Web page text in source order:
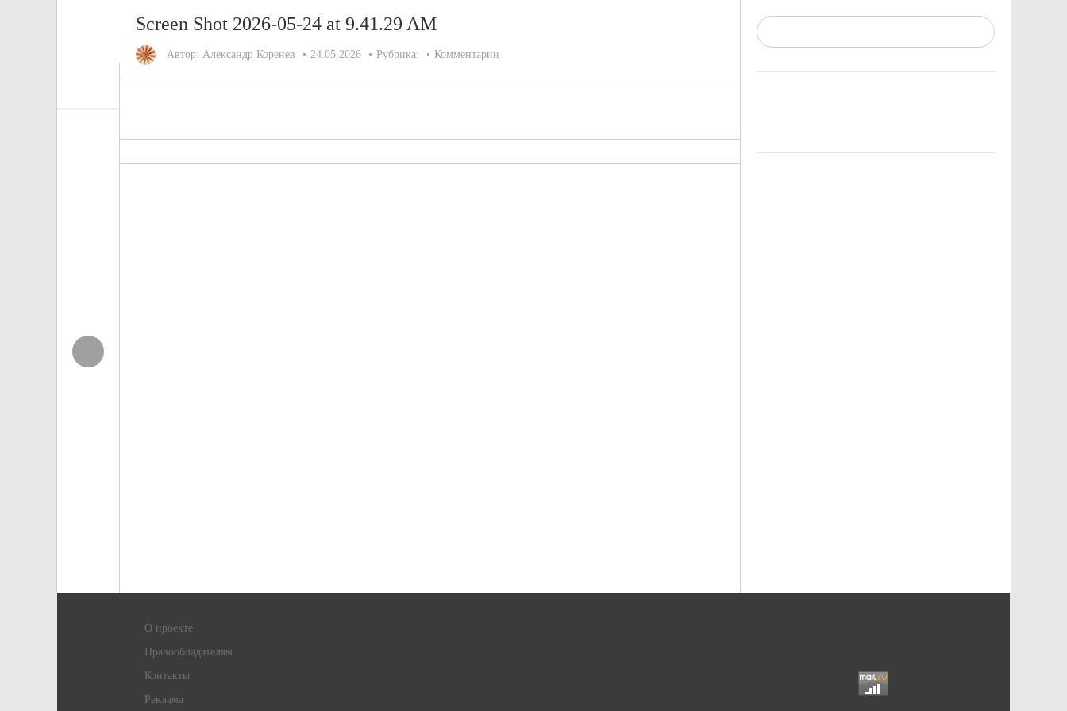
Screen Shot 2026-05-24 at 9.41.29 AM
Автор: Александр Коренев 24.05.2026 Рубрика: Комментарии
О проекте
Правообладателям
Контакты
Реклама